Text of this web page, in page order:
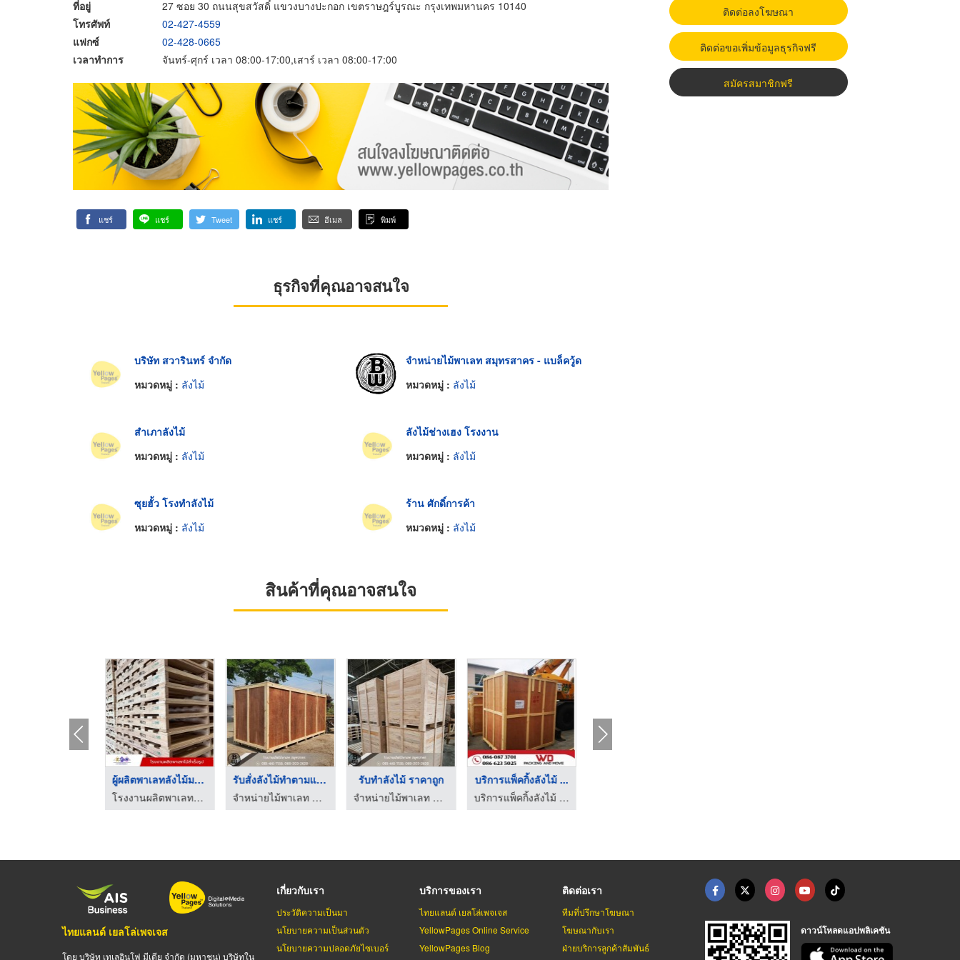
ที่อยู่
27 ซอย 30 ถนนสุขสวัสดิ์ แขวงบางปะกอก เขตราษฎร์บูรณะ กรุงเทพมหานคร 10140
โทรศัพท์
02-427-4559
แฟกซ์
02-428-0665
เวลาทำการ
จันทร์-ศุกร์ เวลา 08:00-17:00,เสาร์ เวลา 08:00-17:00
แชร์ แชร์ Tweet แชร์ อีเมล พิมพ์
ธุรกิจที่คุณอาจสนใจ
บริษัท สวารินทร์ จำกัด
หมวดหมู่ : ลังไม้
จำหน่ายไม้พาเลท สมุทรสาคร - แบล็ควู้ด
หมวดหมู่ : ลังไม้
สำเภาลังไม้
หมวดหมู่ : ลังไม้
ลังไม้ช่างเฮง โรงงาน
หมวดหมู่ : ลังไม้
ซุยฮั้ว โรงทำลังไม้
หมวดหมู่ : ลังไม้
ร้าน ศักดิ์การค้า
หมวดหมู่ : ลังไม้
สินค้าที่คุณอาจสนใจ
ผู้ผลิตพาเลทลังไม้มา ...
โรงงานผลิตพาเลทไม้ ขายส่งพาเลทไม้ - พี.พี.วูด โปรดักท์
รับสั่งลังไม้ทำตามแบ ...
จำหน่ายไม้พาเลท สมุทรสาคร - แบล็ควู้ด
รับทำลังไม้ ราคาถูก
จำหน่ายไม้พาเลท สมุทรสาคร - แบล็ควู้ด
บริการแพ็คกิ้งลังไม้ ...
บริการแพ็คกิ้งลังไม้ ลังโปร่ง ลังทึบ พร้อมขนย้ายสินค้าอุตสาหกรรม
ติดต่อลงโฆษณา
ติดต่อขอเพิ่มข้อมูลธุรกิจฟรี
สมัครสมาชิกฟรี
ไทยแลนด์ เยลโล่เพจเจส
โดย บริษัท เทเลอินโฟ มีเดีย จำกัด (มหาชน) บริษัทใน
เกี่ยวกับเรา
ประวัติความเป็นมา
นโยบายความเป็นส่วนตัว
นโยบายความปลอดภัยไซเบอร์
บริการของเรา
ไทยแลนด์ เยลโล่เพจเจส
YellowPages Online Service
YellowPages Blog
ติดต่อเรา
ทีมที่ปรึกษาโฆษณา
โฆษณากับเรา
ฝ่ายบริการลูกค้าสัมพันธ์
ดาวน์โหลดแอปพลิเคชัน